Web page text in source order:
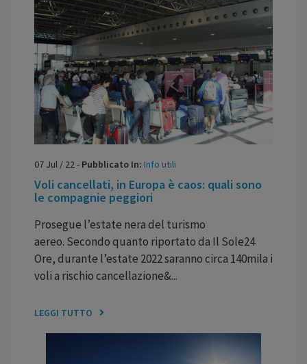
07 Jul / 22- Pubblicato In: Info utili
Voli cancellati, in Europa è caos: quali sono
le compagnie peggiori
Prosegue l’estate nera del turismo
aereo. Secondo quanto riportato da Il Sole24
Ore, durante l’estate 2022 saranno circa 140mila i
voli a rischio cancellazione&...
LEGGI TUTTO